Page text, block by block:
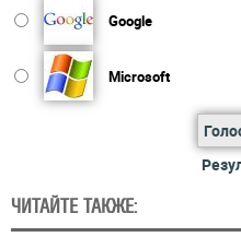
Google
Microsoft
ЧИТАЙТЕ ТАКЖЕ: